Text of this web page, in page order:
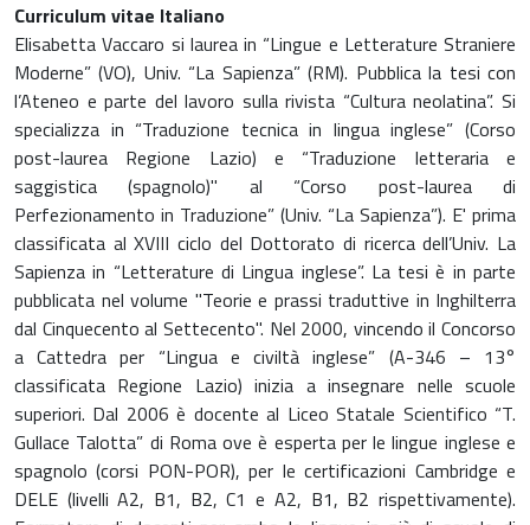
Curriculum vitae Italiano
Elisabetta Vaccaro si laurea in “Lingue e Letterature Straniere
Moderne” (VO), Univ. “La Sapienza” (RM). Pubblica la tesi con
l’Ateneo e parte del lavoro sulla rivista “Cultura neolatina”. Si
specializza in “Traduzione tecnica in lingua inglese” (Corso
post-laurea Regione Lazio) e “Traduzione letteraria e
saggistica (spagnolo)" al “Corso post-laurea di
Perfezionamento in Traduzione” (Univ. “La Sapienza”). E' prima
classificata al XVIII ciclo del Dottorato di ricerca dell’Univ. La
Sapienza in “Letterature di Lingua inglese”. La tesi è in parte
pubblicata nel volume "Teorie e prassi traduttive in Inghilterra
dal Cinquecento al Settecento". Nel 2000, vincendo il Concorso
a Cattedra per “Lingua e civiltà inglese” (A-346 – 13°
classificata Regione Lazio) inizia a insegnare nelle scuole
superiori. Dal 2006 è docente al Liceo Statale Scientifico “T.
Gullace Talotta” di Roma ove è esperta per le lingue inglese e
spagnolo (corsi PON-POR), per le certificazioni Cambridge e
DELE (livelli A2, B1, B2, C1 e A2, B1, B2 rispettivamente).